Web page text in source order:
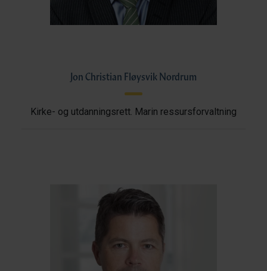
Jon Christian Fløysvik Nordrum
Kirke- og utdanningsrett. Marin ressursforvaltning